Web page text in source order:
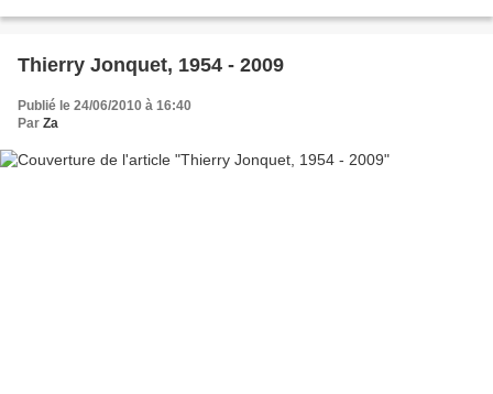
Thierry Jonquet, 1954 - 2009
Publié le 24/06/2010 à 16:40
Par Za